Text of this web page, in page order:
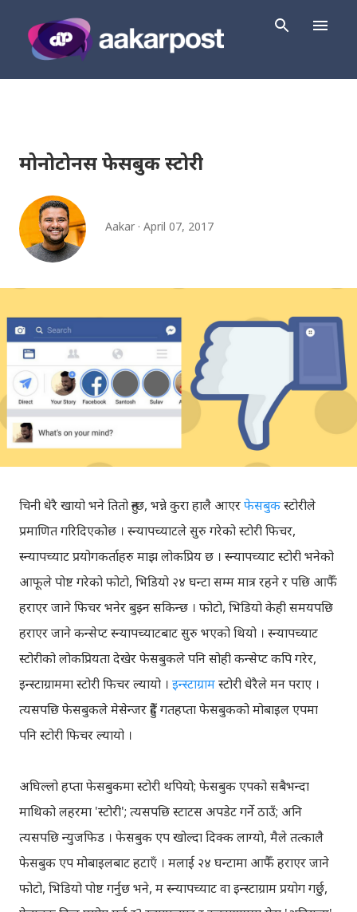
मोनोटोनस फेसबुक स्टोरी
Aakar April 07, 2017
चिनी धेरै खायो भने तितो हुन्छ, भन्ने कुरा हालै आएरफेसबुकस्टोरीले
प्रमाणित गरिदिएकोछ । स्न्यापच्याटले सुरु गरेको स्टोरी फिचर,
स्न्यापच्याट प्रयोगकर्ताहरु माझ लोकप्रिय छ । स्न्यापच्याट स्टोरी भनेको
आफूले पोष्ट गरेको फोटो, भिडियो २४ घन्टा सम्म मात्र रहने र पछि आफैँ
हराएर जाने फिचर भनेर बुझ्न सकिन्छ । फोटो, भिडियो केही समयपछि
हराएर जाने कन्सेप्ट स्न्यापच्याटबाट सुरु भएको थियो । स्न्यापच्याट
स्टोरीको लोकप्रियता देखेर फेसबुकले पनि सोही कन्सेप्ट कपि गरेर,
इन्स्टाग्राममा स्टोरी फिचर ल्यायो । इन्स्टाग्रामस्टोरी धेरैले मन पराए ।
त्यसपछि फेसबुकले मेसेन्जर हुँदै गतहप्ता फेसबुकको मोबाइल एपमा
पनि स्टोरी फिचर ल्यायो ।
अघिल्लो हप्ता फेसबुकमा स्टोरी थपियो; फेसबुक एपको सबैभन्दा
माथिको लहरमा 'स्टोरी'; त्यसपछि स्टाटस अपडेट गर्ने ठाउँ; अनि
त्यसपछि न्युजफिड । फेसबुक एप खोल्दा दिक्क लाग्यो, मैले तत्कालै
फेसबुक एप मोबाइलबाट हटाएँ । मलाई २४ घन्टामा आफैँ हराएर जाने
फोटो, भिडियो पोष्ट गर्नुछ भने, म स्न्यापच्याट वा इन्स्टाग्राम प्रयोग गर्छु,